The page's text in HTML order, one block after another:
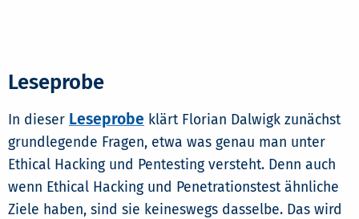
Leseprobe
In dieser Leseprobe klärt Florian Dalwigk zunächst
grundlegende Fragen, etwa was genau man unter
Ethical Hacking und Pentesting versteht. Denn auch
wenn Ethical Hacking und Penetrationstest ähnliche
Ziele haben, sind sie keineswegs dasselbe. Das wird